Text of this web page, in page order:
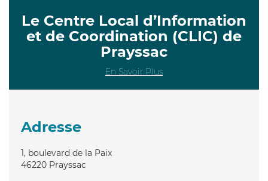
Le Centre Local d’Information
et de Coordination (CLIC) de
Prayssac
En Savoir Plus
Adresse
1, boulevard de la Paix
46220 Prayssac